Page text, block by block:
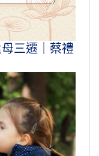
三遷｜蔡禮